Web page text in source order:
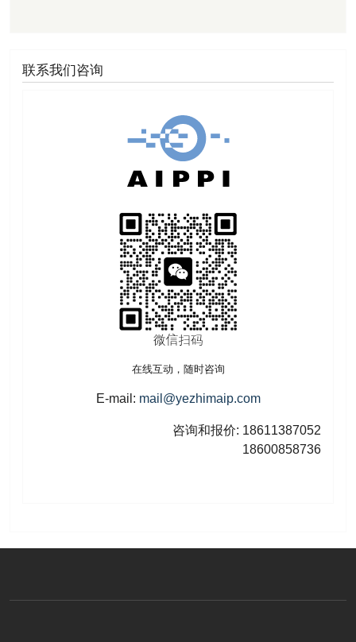
联系我们咨询
在线互动，随时咨询
E-mail: mail@yezhimaip.com
咨询和报价: 18611387052
18600858736